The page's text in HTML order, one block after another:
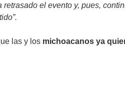
el evento y, pues,
las y los michoacanos ya